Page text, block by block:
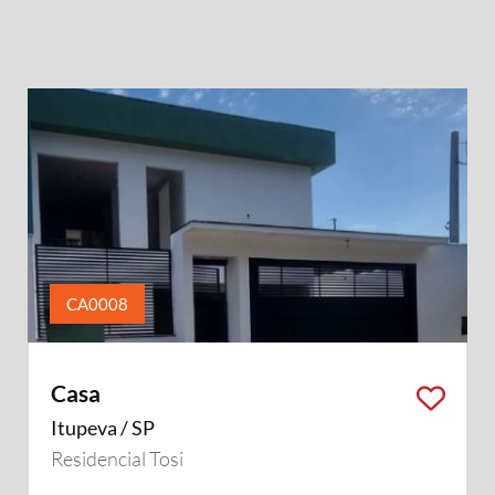
CA0008
Casa
Itupeva / SP
Residencial Tosi